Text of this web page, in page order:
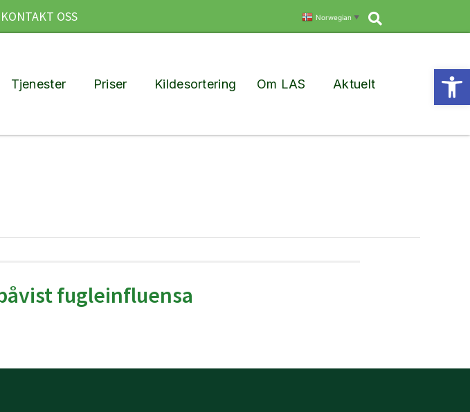
KONTAKT OSS Norwegian ▼ Søk
Tjenester Priser Kildesortering Om LAS Aktuelt
fugleinfluensa